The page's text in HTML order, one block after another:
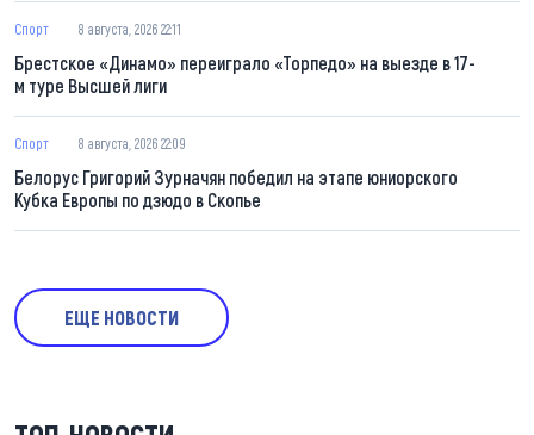
Спорт 8 августа, 2026 22:11
Брестское «Динамо» переиграло «Торпедо» на выезде в 17-
м туре Высшей лиги
Спорт 8 августа, 2026 22:09
Белорус Григорий Зурначян победил на этапе юниорского
Кубка Европы по дзюдо в Скопье
ЕЩЕ НОВОСТИ